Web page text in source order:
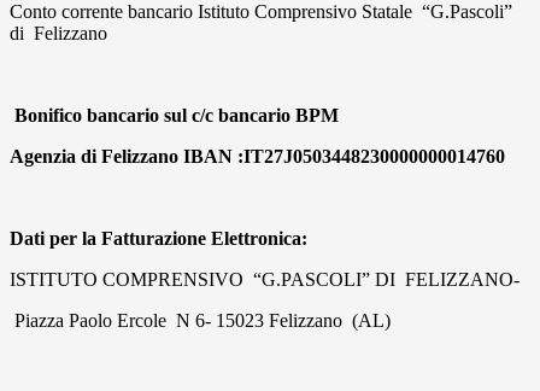
Conto corrente bancario Istituto Comprensivo Statale “G.Pascoli”
di Felizzano
Bonifico bancario sul c/c bancario BPM
Agenzia di Felizzano IBAN :IT27J0503448230000000014760
Dati per la Fatturazione Elettronica:
ISTITUTO COMPRENSIVO “G.PASCOLI” DI FELIZZANO-
Piazza Paolo Ercole N 6- 15023 Felizzano (AL)